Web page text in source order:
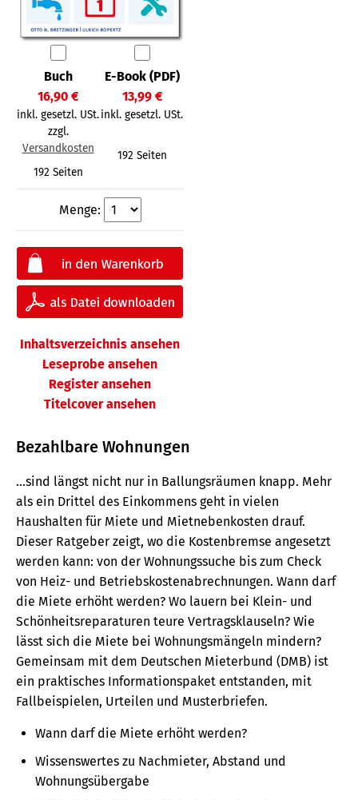
Buch
16,90 €
inkl. gesetzl. USt.
zzgl.
Versandkosten
192 Seiten
E-Book (PDF)
13,99 €
inkl. gesetzl. USt.
192 Seiten
Menge:
Inhaltsverzeichnis ansehen
Leseprobe ansehen
Register ansehen
Titelcover ansehen
Bezahlbare Wohnungen
...sind längst nicht nur in Ballungsräumen knapp. Mehr
als ein Drittel des Einkommens geht in vielen
Haushalten für Miete und Mietnebenkosten drauf.
Dieser Ratgeber zeigt, wo die Kostenbremse angesetzt
werden kann: von der Wohnungssuche bis zum Check
von Heiz- und Betriebskostenabrechnungen. Wann darf
die Miete erhöht werden? Wo lauern bei Klein- und
Schönheitsreparaturen teure Vertragsklauseln? Wie
lässt sich die Miete bei Wohnungsmängeln mindern?
Gemeinsam mit dem Deutschen Mieterbund (DMB) ist
ein praktisches Informationspaket entstanden, mit
Fallbeispielen, Urteilen und Musterbriefen.
Wann darf die Miete erhöht werden?
Wissenswertes zu Nachmieter, Abstand und
Wohnungsübergabe